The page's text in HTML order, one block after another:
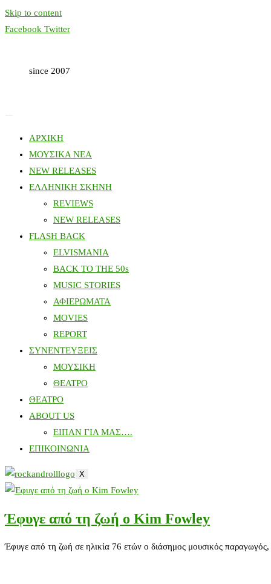
Skip to content
Facebook Twitter
since 2007
ΑΡΧΙΚΗ
ΜΟΥΣΙΚΑ ΝΕΑ
NEW RELEASES
ΕΛΛΗΝΙΚΗ ΣΚΗΝΗ
REVIEWS
NEW RELEASES
FLASH BACK
ELVISMANIA
BACK TO THE 50s
MUSIC STORIES
ΑΦΙΕΡΩΜΑΤΑ
MOVIES
REPORT
ΣΥΝΕΝΤΕΥΞΕΙΣ
ΜΟΥΣΙΚΗ
ΘΕΑΤΡΟ
ΘΕΑΤΡΟ
ABOUT US
ΕΙΠΑΝ ΓΙΑ ΜΑΣ….
ΕΠΙΚΟΙΝΩΝΙΑ
X
Έφυγε από τη ζωή ο Kim Fowley
Έφυγε από τη ζωή σε ηλικία 76 ετών ο διάσημος μουσικός